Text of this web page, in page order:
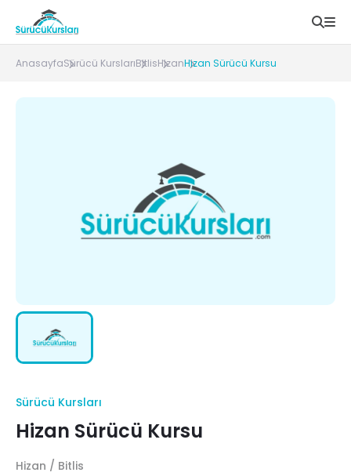
AnasayfaSürücü KurslarıBitlisHizanHizan Sürücü Kursu
Sürücü Kursları
Hizan Sürücü Kursu
Hizan / Bitlis